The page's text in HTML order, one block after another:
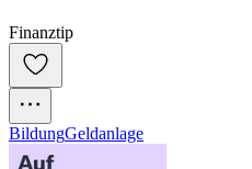
Finanztip
BildungGeldanlage